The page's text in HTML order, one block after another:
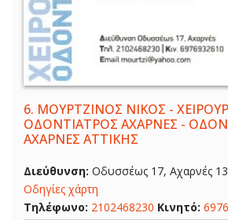
6. ΜΟΥΡΤΖΙΝΟΣ ΝΙΚΟΣ -
ΟΔΟΝΤΙΑΤΡΟΣ ΑΧΑΡΝΕΣ -
ΑΧΑΡΝΕΣ ΑΤΤΙΚΗΣ
Διεύθυνση: Οδυσσέως 17, Αχαρνές
Οδηγίες χάρτη
Τηλέφωνο: 2102468230 Κινητό: